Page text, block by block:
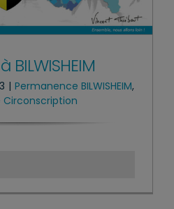
| Permanence BILWISHEIM,